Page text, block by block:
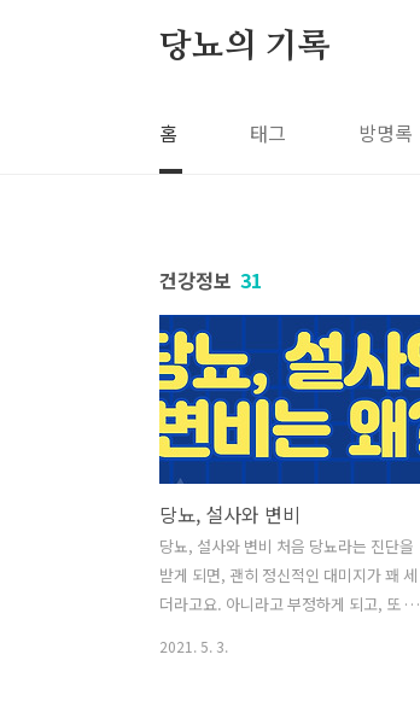
당뇨의 기록
홈 태그 방명록
건강정보 31
당뇨, 설사와 변비
당뇨, 설사와 변비 처음 당뇨라는 진단을
받게 되면, 괜히 정신적인 대미지가 꽤 세
더라고요. 아니라고 부정하게 되고, 또 올
2021. 5. 3.